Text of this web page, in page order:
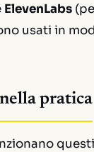
ElevenLabs
usati in
pratica